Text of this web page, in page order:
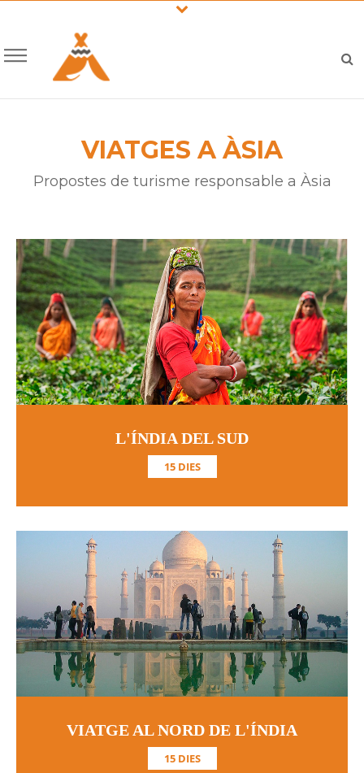
VIATGES A ÀSIA
Propostes de turisme responsable a Àsia
L'ÍNDIA DEL SUD
15 DIES
VIATGE AL NORD DE L'ÍNDIA
15 DIES